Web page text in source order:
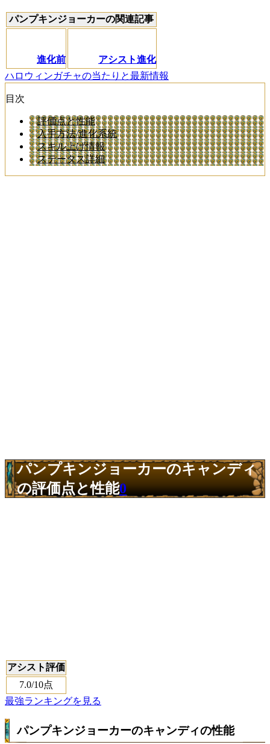
パンプキンジョーカーの関連記事
進化前
アシスト進化
ハロウィンガチャの当たりと最新情報
目次
評価点と性能
入手方法/進化系統
スキル上げ情報
ステータス詳細
パンプキンジョーカーのキャンディ
の評価点と性能0
アシスト評価
7.0/10点
最強ランキングを見る
パンプキンジョーカーのキャンディの性能